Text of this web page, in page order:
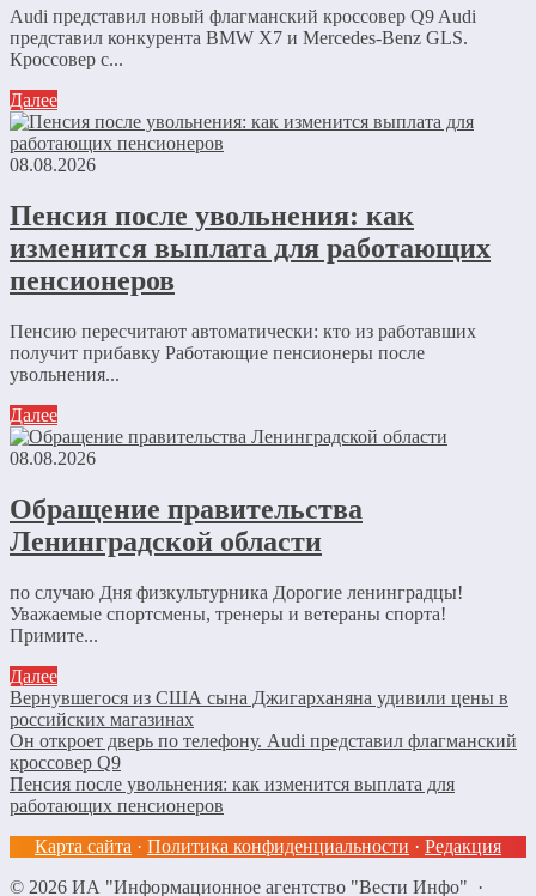
Audi представил новый флагманский кроссовер Q9 Audi
представил конкурента BMW X7 и Mercedes-Benz GLS.
Кроссовер с...
Далее
08.08.2026
Пенсия после увольнения: как
изменится выплата для работающих
пенсионеров
Пенсию пересчитают автоматически: кто из работавших
получит прибавку Работающие пенсионеры после
увольнения...
Далее
08.08.2026
Обращение правительства
Ленинградской области
по случаю Дня физкультурника Дорогие ленинградцы!
Уважаемые спортсмены, тренеры и ветераны спорта!
Примите...
Далее
Вернувшегося из США сына Джигарханяна удивили цены в
российских магазинах
Он откроет дверь по телефону. Audi представил флагманский
кроссовер Q9
Пенсия после увольнения: как изменится выплата для
работающих пенсионеров
Карта сайта · Политика конфиденциальности · Редакция
© 2026 ИА "Информационное агентство "Вести Инфо" ·